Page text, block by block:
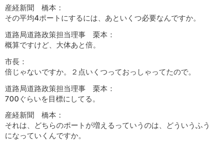
産経新聞 橋本：
その平均4ポートにするには、あといくつ必要なんですか。
道路局道路政策担当理事 栗本：
概算ですけど、大体あと倍。
市長：
倍じゃないですか。２点いくつっておっしゃってたので。
道路局道路政策担当理事 栗本：
700ぐらいを目標にしてる。
産経新聞 橋本：
それは、どちらのポートが増えるっていうのは、どういうふう
になっていくんですか。